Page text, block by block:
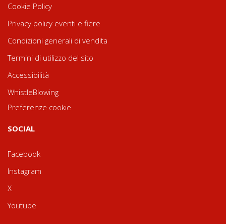
Cookie Policy
Privacy policy eventi e fiere
Condizioni generali di vendita
Termini di utilizzo del sito
Accessibilità
WhistleBlowing
Preferenze cookie
SOCIAL
Facebook
Instagram
X
Youtube